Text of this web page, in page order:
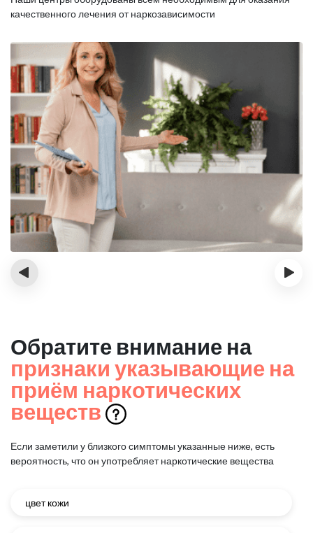
качественного лечения от наркозависимости
‹ ›
Обратите внимание на
признаки указывающие на
приём наркотических
веществ
Если заметили у близкого симптомы указанные ниже, есть
вероятность, что он употребляет наркотические вещества
цвет кожи